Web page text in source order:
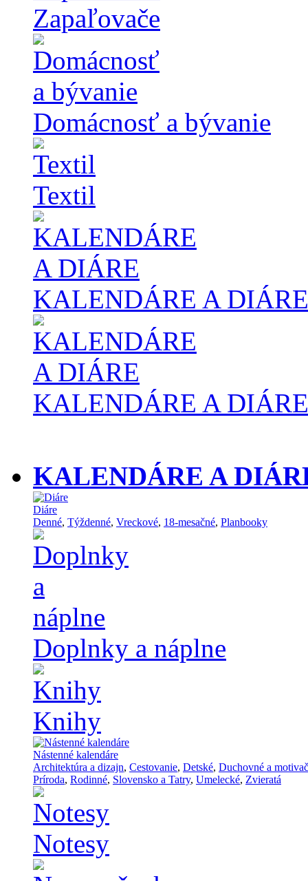
Zapaľovače
Domácnosť a bývanie
Textil
KALENDÁRE A DIÁRE
KALENDÁRE A DIÁRE
KALENDÁRE A
Diáre
Denné, Týždenné, Vreckové, 18-mesačné, Planbooky
Doplnky a náplne
Knihy
Nástenné kalendáre
Architektúra a dizajn, Cestovanie, Detské, Duchovné a
Príroda, Rodinné, Slovensko a Tatry, Umelecké, Zvieratá
Notesy